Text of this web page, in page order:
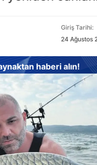
Giriş Tarihi:
24 Ağustos
haberi alın!